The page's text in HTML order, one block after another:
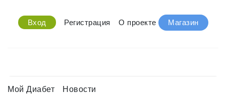
Вход Регистрация О проекте Магазин
Мой Диабет
Новости